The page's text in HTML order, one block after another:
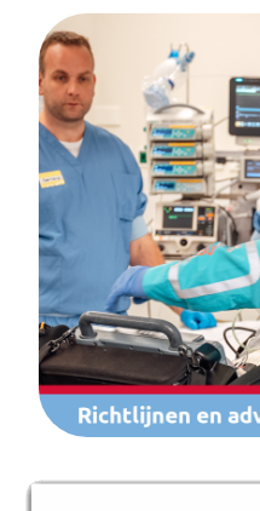
De nieuwe
(guidelines 2025)
verschijnen van
Nederlandse
richtlijnen
Reanimatie in
oktober